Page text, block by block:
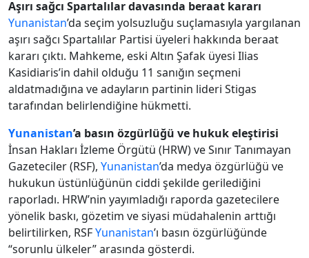
Aşırı sağcı Spartalılar davasında beraat kararı
Yunanistan’da seçim yolsuzluğu suçlamasıyla yargılanan
aşırı sağcı Spartalılar Partisi üyeleri hakkında beraat
kararı çıktı. Mahkeme, eski Altın Şafak üyesi Ilias
Kasidiaris’in dahil olduğu 11 sanığın seçmeni
aldatmadığına ve adayların partinin lideri Stigas
tarafından belirlendiğine hükmetti.
Yunanistan’a basın özgürlüğü ve hukuk eleştirisi
İnsan Hakları İzleme Örgütü (HRW) ve Sınır Tanımayan
Gazeteciler (RSF), Yunanistan’da medya özgürlüğü ve
hukukun üstünlüğünün ciddi şekilde gerilediğini
raporladı. HRW’nin yayımladığı raporda gazetecilere
yönelik baskı, gözetim ve siyasi müdahalenin arttığı
belirtilirken, RSFYunanistan’ı basın özgürlüğünde
“sorunlu ülkeler” arasında gösterdi.